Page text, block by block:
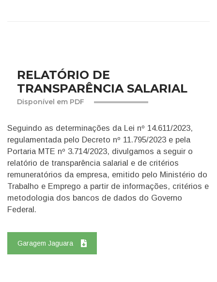
RELATÓRIO DE
TRANSPARÊNCIA SALARIAL
Disponível em PDF
Seguindo as determinações da Lei nº 14.611/2023,
regulamentada pelo Decreto nº 11.795/2023 e pela
Portaria MTE nº 3.714/2023, divulgamos a seguir o
relatório de transparência salarial e de critérios
remuneratórios da empresa, emitido pelo Ministério do
Trabalho e Emprego a partir de informações, critérios e
metodologia dos bancos de dados do Governo
Federal.
Garagem Jaguara